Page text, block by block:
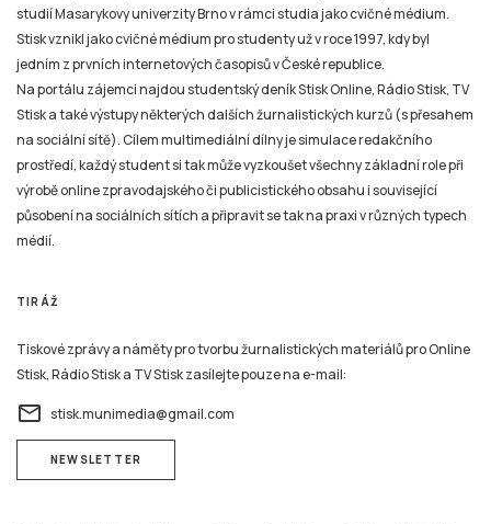
studií Masarykovy univerzity Brno v rámci studia jako cvičné médium.
Stisk vznikl jako cvičné médium pro studenty už v roce 1997, kdy byl
jedním z prvních internetových časopisů v České republice.
Na portálu zájemci najdou studentský deník Stisk Online, Rádio Stisk, TV
Stisk a také výstupy některých dalších žurnalistických kurzů (s přesahem
na sociální sítě). Cílem multimediální dílny je simulace redakčního
prostředí, každý student si tak může vyzkoušet všechny základní role při
výrobě online zpravodajského či publicistického obsahu i související
působení na sociálních sítích a připravit se tak na praxi v různých typech
médií.
TIRÁŽ
Tiskové zprávy a náměty pro tvorbu žurnalistických materiálů pro Online
Stisk, Rádio Stisk a TV Stisk zasílejte pouze na e-mail:
email stisk.munimedia@gmail.com
NEWSLETTER